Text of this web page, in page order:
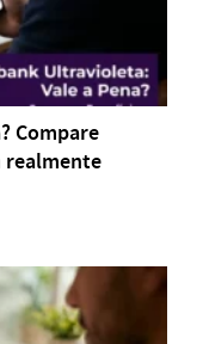
Compare
realmente